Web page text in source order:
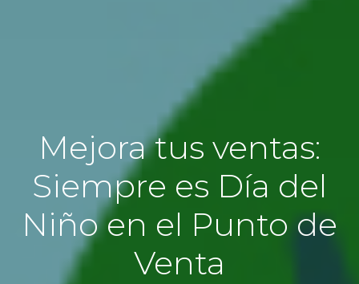
Mejora tus ventas:
Siempre es Día del
Niño en el Punto de
Venta